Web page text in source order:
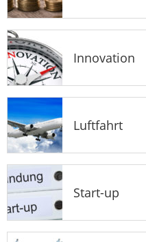
Innovation
Luftfahrt
Start-up